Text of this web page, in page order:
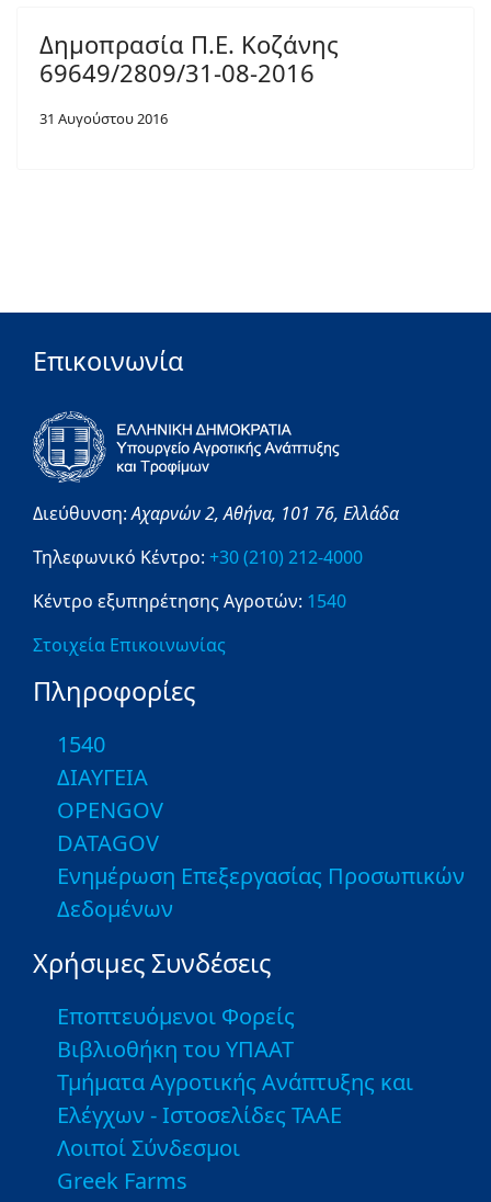
Δημοπρασία Π.Ε. Κοζάνης
69649/2809/31-08-2016
31 Αυγούστου 2016
Επικοινωνία
Διεύθυνση:Αχαρνών 2,Αθήνα, 101 76, Ελλάδα
Τηλεφωνικό Κέντρο: +30 (210) 212-4000
Κέντρο εξυπηρέτησης Αγροτών: 1540
Στοιχεία Επικοινωνίας
Πληροφορίες
1540
ΔΙΑΥΓΕΙΑ
OPENGOV
DATAGOV
Ενημέρωση Επεξεργασίας Προσωπικών
Δεδομένων
Χρήσιμες Συνδέσεις
Εποπτευόμενοι Φορείς
Βιβλιοθήκη του ΥΠΑΑΤ
Τμήματα Αγροτικής Ανάπτυξης και
Ελέγχων - Ιστοσελίδες ΤΑΑΕ
Λοιποί Σύνδεσμοι
Greek Farms